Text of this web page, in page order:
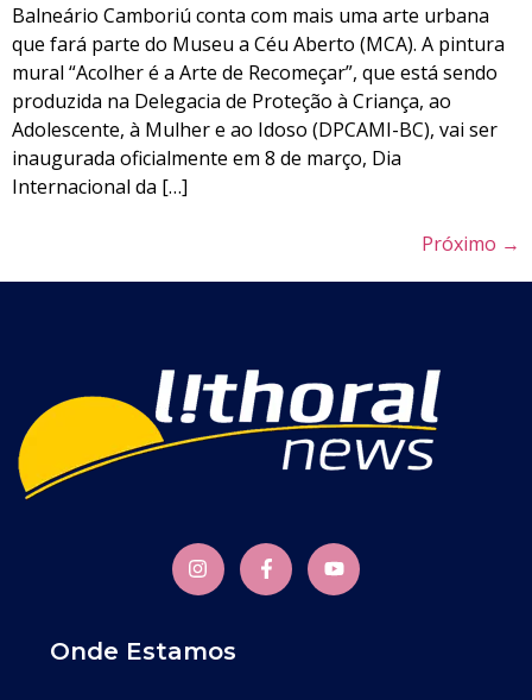
Balneário Camboriú conta com mais uma arte urbana
que fará parte do Museu a Céu Aberto (MCA). A pintura
mural “Acolher é a Arte de Recomeçar”, que está sendo
produzida na Delegacia de Proteção à Criança, ao
Adolescente, à Mulher e ao Idoso (DPCAMI-BC), vai ser
inaugurada oficialmente em 8 de março, Dia
Internacional da […]
Próximo →
Onde Estamos